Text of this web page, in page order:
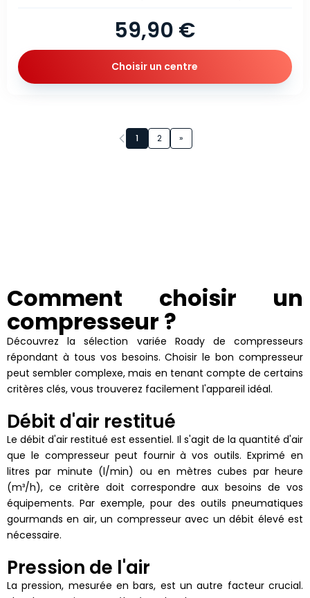
59,90 €
Choisir un centre
1 2 »
Page 1 sur 2
Comment choisir un
compresseur ?
Découvrez la sélection variée Roady de compresseurs
répondant à tous vos besoins. Choisir le bon compresseur
peut sembler complexe, mais en tenant compte de certains
critères clés, vous trouverez facilement l'appareil idéal.
Débit d'air restitué
Le débit d'air restitué est essentiel. Il s'agit de la quantité d'air
que le compresseur peut fournir à vos outils. Exprimé en
litres par minute (l/min) ou en mètres cubes par heure
(m³/h), ce critère doit correspondre aux besoins de vos
équipements. Par exemple, pour des outils pneumatiques
gourmands en air, un compresseur avec un débit élevé est
nécessaire.
Pression de l'air
La pression, mesurée en bars, est un autre facteur crucial.